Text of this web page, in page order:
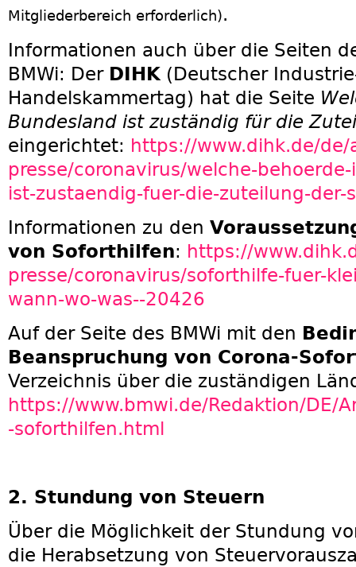
Mitgliederbereich erforderlich).
Informationen auch über die Seiten
BMWi: Der DIHK (Deutscher
Handelskammertag) hat die Seite
Bundesland ist zuständig für die
eingerichtet: https://www.dihk.de/de/
presse/coronavirus/welche-
ist-zustaendig-fuer-die-zuteilung-
Informationen zu den
von Soforthilfen: https://
presse/coronavirus/soforthilfe-fuer-
wann-wo-was--20426
Auf der Seite des BMWi mit den
Beanspruchung von Corona-
Verzeichnis über die zuständigen
https://www.bmwi.de/Redaktion/DE/
-soforthilfen.html
2. Stundung von Steuern
Über die Möglichkeit der Stundung
die Herabsetzung von